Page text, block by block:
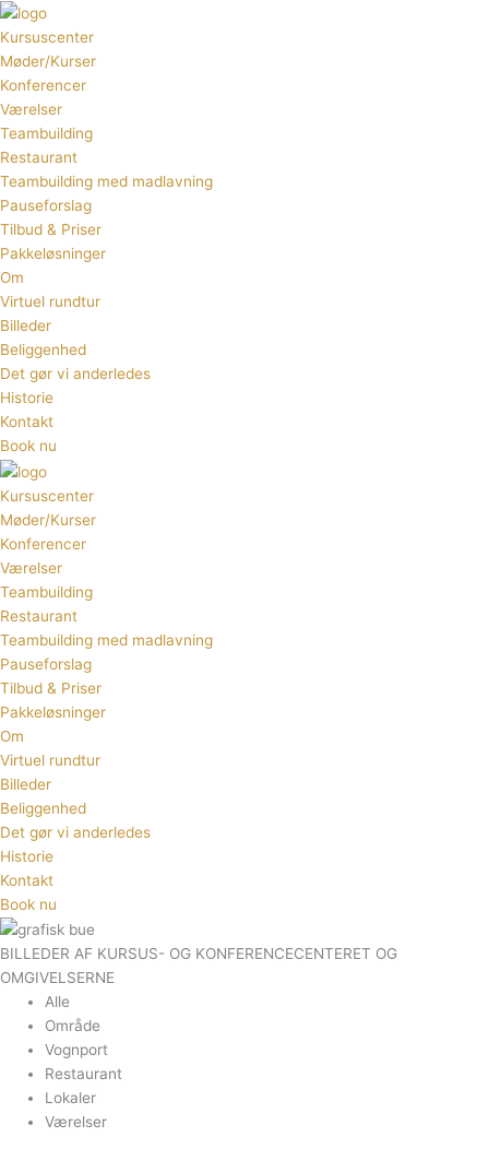
Gå
til
indholdet
Kursuscenter
Møder/Kurser
Konferencer
Værelser
Teambuilding
Restaurant
Teambuilding med madlavning
Pauseforslag
Tilbud & Priser
Pakkeløsninger
Om
Virtuel rundtur
Billeder
Beliggenhed
Det gør vi anderledes
Historie
Kontakt
Book nu
Kursuscenter
Møder/Kurser
Konferencer
Værelser
Teambuilding
Restaurant
Teambuilding med madlavning
Pauseforslag
Tilbud & Priser
Pakkeløsninger
Om
Virtuel rundtur
Billeder
Beliggenhed
Det gør vi anderledes
Historie
Kontakt
Book nu
BILLEDER AF KURSUS- OG KONFERENCECENTERET OG
OMGIVELSERNE
Alle
Område
Vognport
Restaurant
Lokaler
Værelser